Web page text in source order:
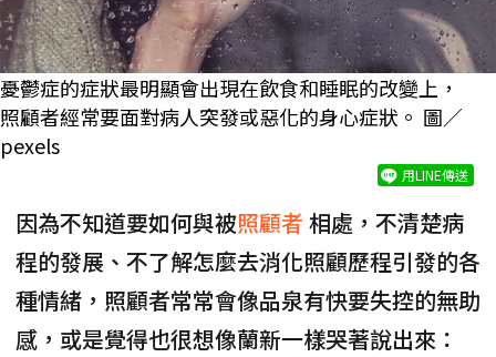
憂鬱症的症狀最明顯會出現在飲食和睡眠的改變上，
照顧者經常要面對病人突發或惡化的身心症狀。 圖／
pexels
用LINE傳送
因為不知道要如何與被照顧者 相處，不清楚病
程的發展、不了解怎麼去消化照顧歷程引發的各
種情緒，照顧者常常會像品泉有快要失控的無助
感，或是覺得也很想像蘭新一樣哭著說出來：